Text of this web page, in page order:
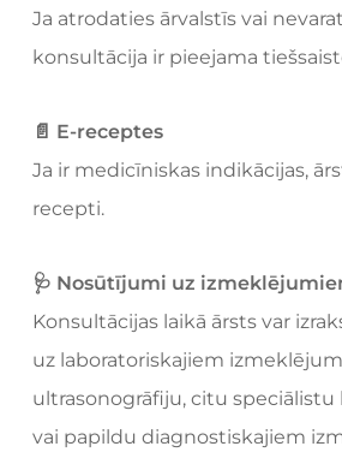
Ja atrodaties ārvalstīs vai
konsultācija ir pieejama
📄 E-receptes
Ja ir medicīniskas indikācijas,
recepti.
🩺 Nosūtījumi uz
Konsultācijas laikā ārsts var
uz laboratoriskajiem
ultrasonogrāfiju, citu
vai papildu diagnostiskajiem